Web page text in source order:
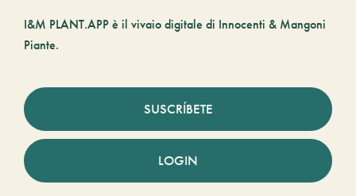
I&M PLANT.APP è il vivaio digitale di Innocenti & Mangoni
Piante.
SUSCRÍBETE
LOGIN